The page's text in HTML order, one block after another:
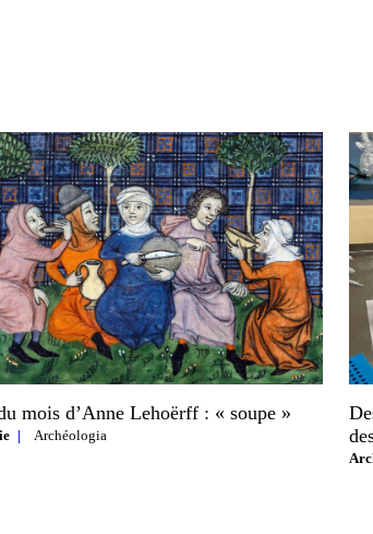
mois d’Anne Lehoërff : « soupe »
Archéologia